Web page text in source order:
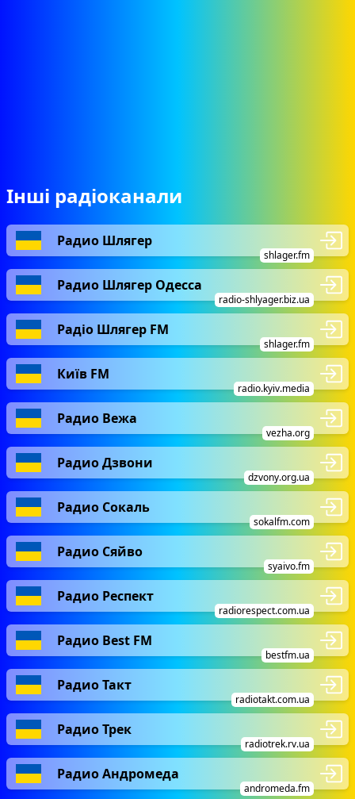
Інші радіоканали
Радио Шлягер
shlager.fm
Радио Шлягер Одесса
radio-shlyager.biz.ua
Радіо Шлягер FM
shlager.fm
Київ FM
radio.kyiv.media
Радио Вежа
vezha.org
Радио Дзвони
dzvony.org.ua
Радио Сокаль
sokalfm.com
Радио Сяйво
syaivo.fm
Радио Респект
radiorespect.com.ua
Радио Best FM
bestfm.ua
Радио Такт
radiotakt.com.ua
Радио Трек
radiotrek.rv.ua
Радио Андромеда
andromeda.fm